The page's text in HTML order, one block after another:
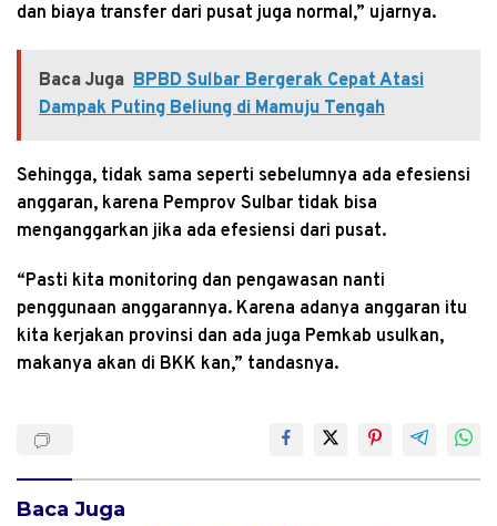
dan biaya transfer dari pusat juga normal,” ujarnya.
Baca Juga BPBD Sulbar Bergerak Cepat Atasi
Dampak Puting Beliung di Mamuju Tengah
Sehingga, tidak sama seperti sebelumnya ada efesiensi
anggaran, karena Pemprov Sulbar tidak bisa
menganggarkan jika ada efesiensi dari pusat.
“Pasti kita monitoring dan pengawasan nanti
penggunaan anggarannya. Karena adanya anggaran itu
kita kerjakan provinsi dan ada juga Pemkab usulkan,
makanya akan di BKK kan,” tandasnya.
Baca Juga